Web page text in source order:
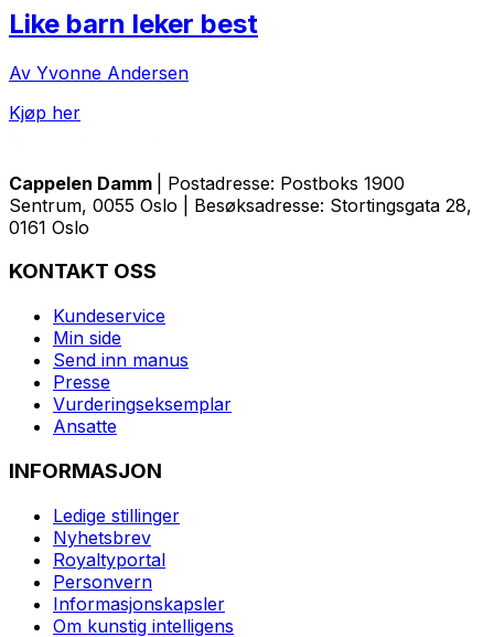
Like barn leker best
Av Yvonne Andersen
Kjøp her
Cappelen Damm
| Postadresse: Postboks 1900
Sentrum, 0055 Oslo | Besøksadresse: Stortingsgata 28,
0161 Oslo
KONTAKT OSS
Kundeservice
Min side
Send inn manus
Presse
Vurderingseksemplar
Ansatte
INFORMASJON
Ledige stillinger
Nyhetsbrev
Royaltyportal
Personvern
Informasjonskapsler
Om kunstig intelligens